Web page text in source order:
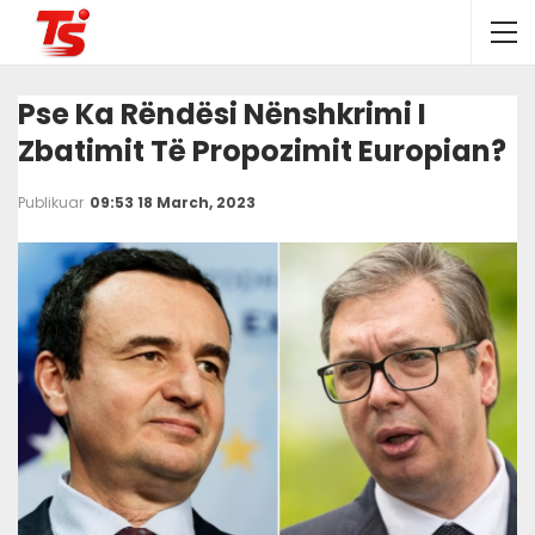
Pse Ka Rëndësi Nënshkrimi I
Zbatimit Të Propozimit Europian?
Publikuar 09:53 18 March, 2023